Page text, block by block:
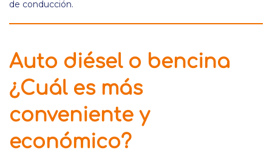
de conducción.
Auto diésel o bencina
¿Cuál es más
conveniente y
económico?